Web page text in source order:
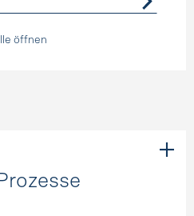
öffnen